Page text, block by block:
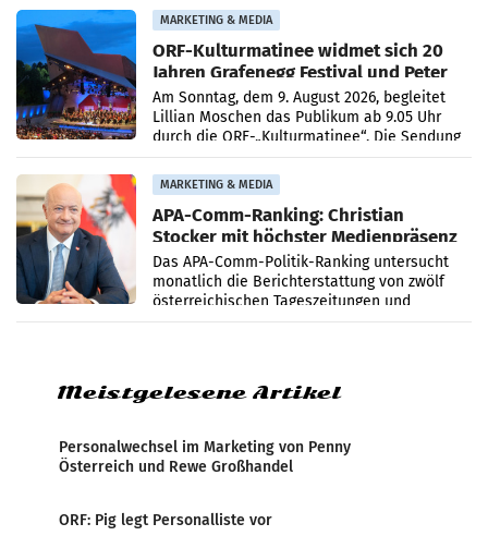
MARKETING & MEDIA
ORF-Kulturmatinee widmet sich 20
Jahren Grafenegg Festival und Peter
Simonischek
Am Sonntag, dem 9. August 2026, begleitet
Lillian Moschen das Publikum ab 9.05 Uhr
durch die ORF-„Kulturmatinee“. Die Sendung
startet mit der Dokumentation „20 Jahre
Grafenegg
MARKETING & MEDIA
APA-Comm-Ranking: Christian
Stocker mit höchster Medienpräsenz
im Juli
Das APA-Comm-Politik-Ranking untersucht
monatlich die Berichterstattung von zwölf
österreichischen Tageszeitungen und
analysiert, welche Politikerinnen und
Meistgelesene Artikel
Personalwechsel im Marketing von Penny
Österreich und Rewe Großhandel
ORF: Pig legt Personalliste vor